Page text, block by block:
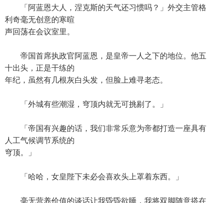
「阿蓝恩大人，涅克斯的天气还习惯吗？」外交主管格
利奇毫无创意的寒暄
声回荡在会议室里。
帝国首席执政官阿蓝恩，是皇帝一人之下的地位。他五
十出头，正是干练的
年纪，虽然有几根灰白头发，但脸上难寻老态。
「外城有些潮湿，穹顶内就无可挑剔了。」
「帝国有兴趣的话，我们非常乐意为帝都打造一座具有
人工气候调节系统的
穹顶。」
「哈哈，女皇陛下未必会喜欢头上罩着东西。」
毫无营养价值的谈话让我昏昏欲睡，我将双脚随意搭在